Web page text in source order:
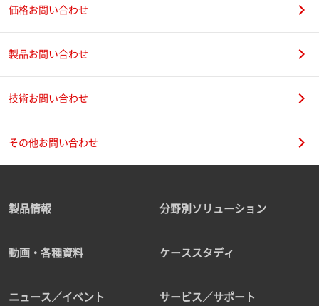
価格お問い合わせ
製品お問い合わせ
技術お問い合わせ
その他お問い合わせ
製品情報 分野別ソリューション
動画・各種資料 ケーススタディ
ニュース／イベント サービス／サポート